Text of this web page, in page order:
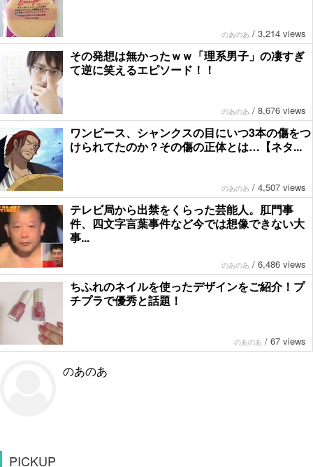
のあのあ / 3,214 views
その発想は無かったｗｗ「理系男子」の凄すぎ
て逆に笑えるエピソード！！
のあのあ / 8,676 views
ワンピース、シャンクスの目にいつ3本の傷をつ
けられてたのか？その傷の正体とは…【ネタ...
のあのあ / 4,507 views
テレビ局から出禁をくらった芸能人。肛門事
件、四文字言葉事件など今では想像できない大
事...
のあのあ / 6,486 views
ちふれのネイルを使ったデザインをご紹介！プ
チプラで優秀と話題！
のあのあ / 67 views
のあのあ
PICKUP